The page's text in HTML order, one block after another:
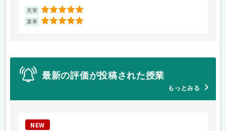
充実 5
楽単 5
最新の評価が投稿された授業
もっとみる
NEW